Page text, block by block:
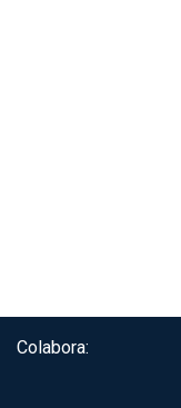
Colabora: